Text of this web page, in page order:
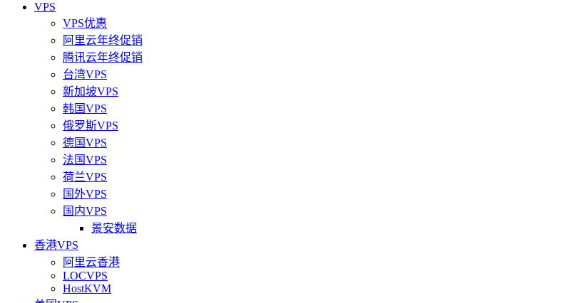
VPS
VPS优惠
阿里云年终促销
腾讯云年终促销
台湾VPS
新加坡VPS
韩国VPS
俄罗斯VPS
德国VPS
法国VPS
荷兰VPS
国外VPS
国内VPS
景安数据
香港VPS
阿里云香港
LOCVPS
HostKVM